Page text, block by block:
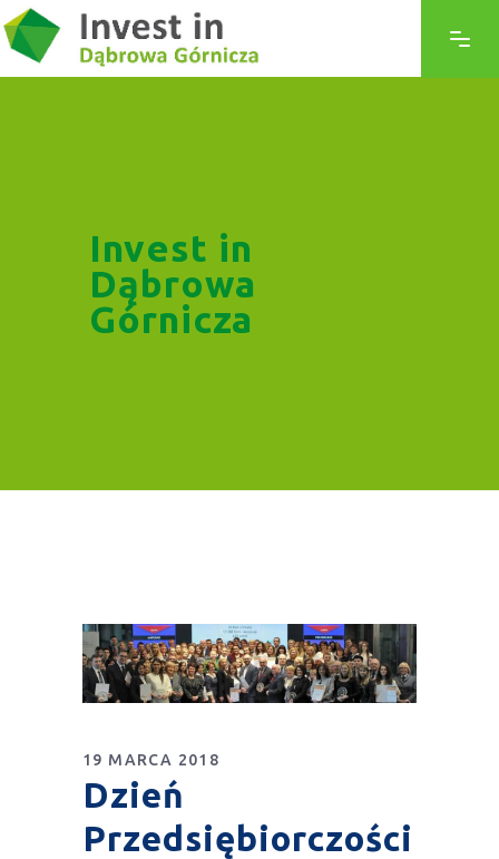
Invest in
Dąbrowa
Górnicza
19 MARCA 2018
Dzień
Przedsiębiorczości